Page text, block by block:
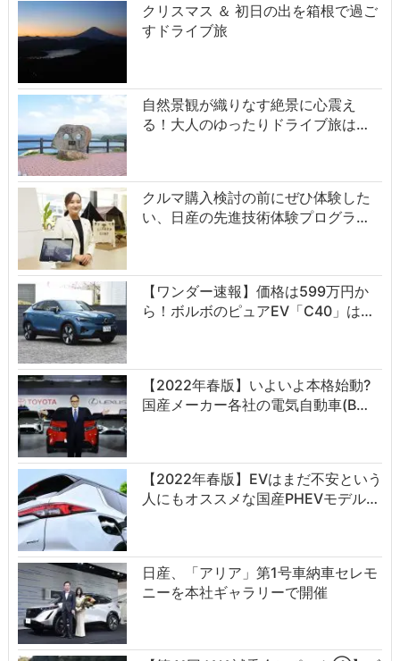
クリスマス ＆ 初日の出を箱根で過ご
すドライブ旅
自然景観が織りなす絶景に心震え
る！大人のゆったりドライブ旅は…
クルマ購入検討の前にぜひ体験した
い、日産の先進技術体験プログラ…
【ワンダー速報】価格は599万円か
ら！ボルボのピュアEV「C40」は…
【2022年春版】いよいよ本格始動?
国産メーカー各社の電気自動車(B…
【2022年春版】EVはまだ不安という
人にもオススメな国産PHEVモデル…
日産、「アリア」第1号車納車セレモ
ニーを本社ギャラリーで開催